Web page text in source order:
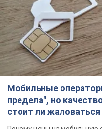
Мобильные
предела", но
стоит ли